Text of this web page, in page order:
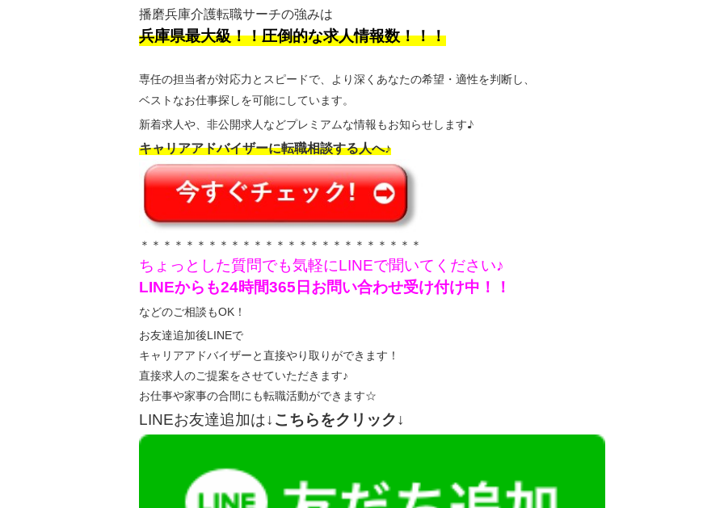
播磨兵庫介護転職サーチの強みは
兵庫県最大級！！圧倒的な求人情報数！！！
専任の担当者が対応力とスピードで、より深くあなたの希望・適性を判断し、
ベストなお仕事探しを可能にしています。
新着求人や、非公開求人などプレミアムな情報もお知らせします♪
キャリアアドバイザーに転職相談する人へ♪
＊＊＊＊＊＊＊＊＊＊＊＊＊＊＊＊＊＊＊＊＊＊＊＊＊
ちょっとした質問でも気軽にLINEで聞いてください♪
LINEからも24時間365日お問い合わせ受け付け中！！
などのご相談もOK！
お友達追加後LINEで
キャリアアドバイザーと直接やり取りができます！
直接求人のご提案をさせていただきます♪
お仕事や家事の合間にも転職活動ができます☆
LINEお友達追加は↓こちらをクリック↓